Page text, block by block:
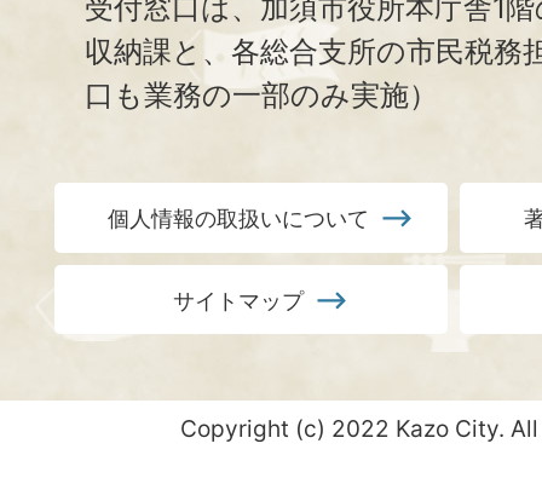
収納課と、 各総合支所の市民税務
口も業務の一部のみ実施）
個人情報の取扱いについて
サイトマップ
Copyright (c) 2022 Kazo City.